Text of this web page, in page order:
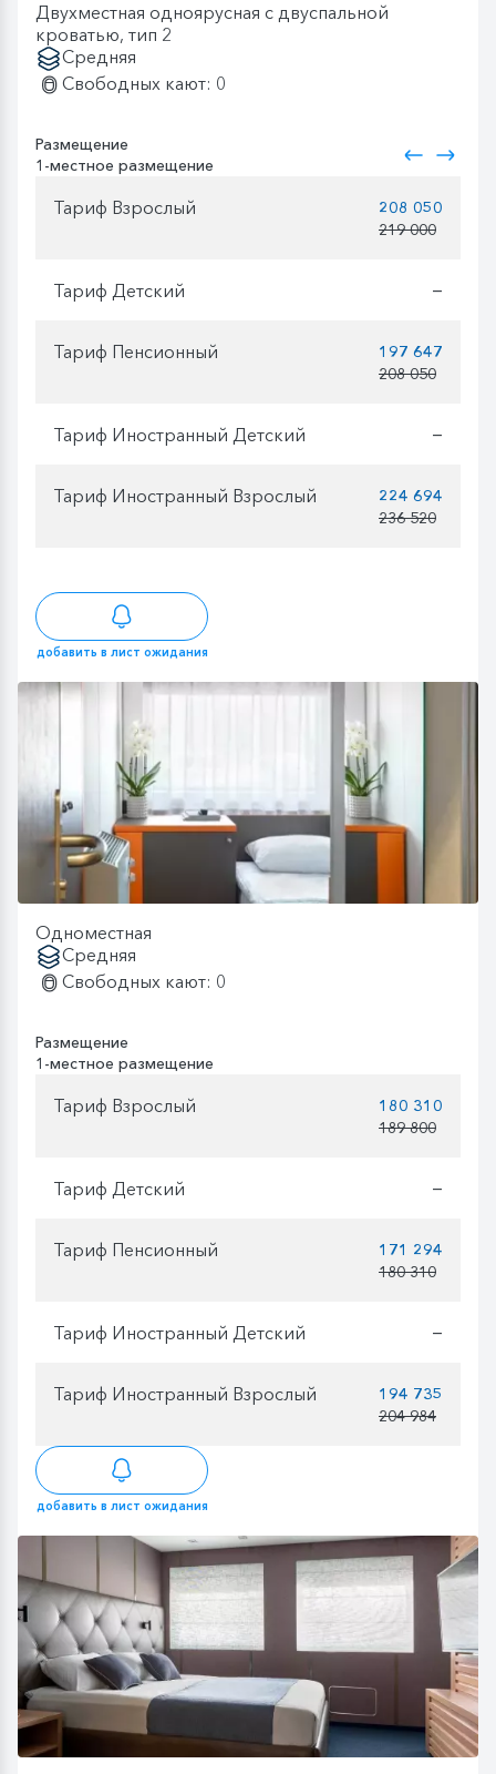
Двухместная одноярусная с двуспальной
кроватью, тип 2
Средняя
Свободных кают: 0
Размещение
1-местное размещение
Тариф Взрослый
208 050
219 000
Тариф Детский —
Тариф Пенсионный
197 647
208 050
Тариф Иностранный Детский —
Тариф Иностранный Взрослый
224 694
236 520
добавить в лист ожидания
Одноместная
Средняя
Свободных кают: 0
Размещение
1-местное размещение
Тариф Взрослый
180 310
189 800
Тариф Детский —
Тариф Пенсионный
171 294
180 310
Тариф Иностранный Детский —
Тариф Иностранный Взрослый
194 735
204 984
добавить в лист ожидания